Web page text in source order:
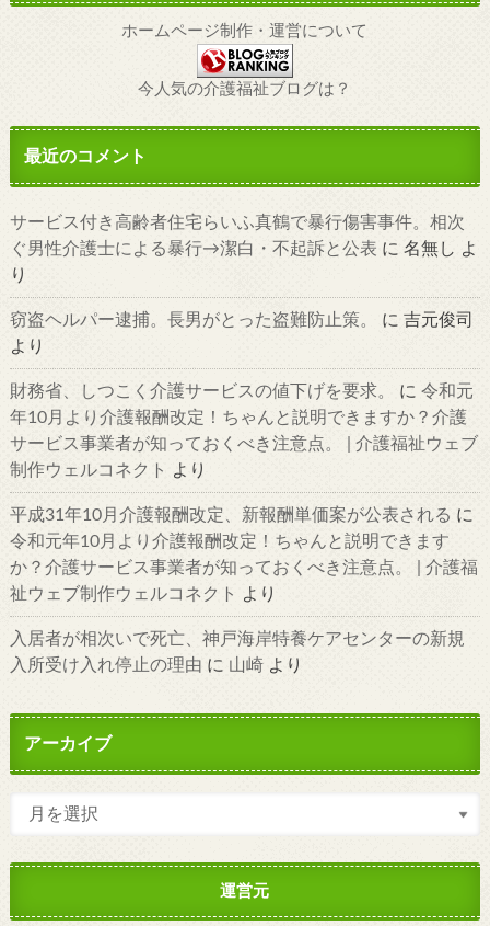
ホームページ制作・運営について
今人気の介護福祉ブログは？
最近のコメント
サービス付き高齢者住宅らいふ真鶴で暴行傷害事件。相次
ぐ男性介護士による暴行→潔白・不起訴と公表 に 名無し よ
り
窃盗ヘルパー逮捕。長男がとった盗難防止策。 に 吉元俊司
より
財務省、しつこく介護サービスの値下げを要求。 に 令和元
年10月より介護報酬改定！ちゃんと説明できますか？介護
サービス事業者が知っておくべき注意点。 | 介護福祉ウェブ
制作ウェルコネクト
より
平成31年10月介護報酬改定、新報酬単価案が公表される に
令和元年10月より介護報酬改定！ちゃんと説明できます
か？介護サービス事業者が知っておくべき注意点。 | 介護福
祉ウェブ制作ウェルコネクト
より
入居者が相次いで死亡、神戸海岸特養ケアセンターの新規
入所受け入れ停止の理由 に 山崎より
アーカイブ
運営元